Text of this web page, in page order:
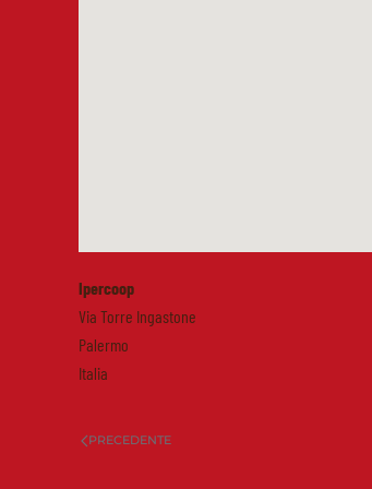
Ipercoop
Via Torre Ingastone
Palermo
Italia
PRECEDENTE